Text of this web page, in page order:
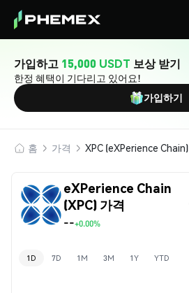
가입하고 15,000 USDT 보상 받기
한정 혜택이 기다리고 있어요!
가입하기
홈 가격 XPC (eXPerience Chain)
eXPerience Chain
(XPC) 가격
--+0.00%
1D 7D 1M 3M 1Y YTD